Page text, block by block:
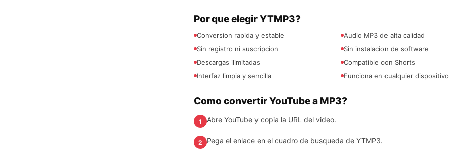
Por que elegir YTMP3?
Conversion rapida y estable
Audio MP3 de alta calidad
Sin registro ni suscripcion
Sin instalacion de software
Descargas ilimitadas
Compatible con Shorts
Interfaz limpia y sencilla
Funciona en cualquier dispositivo
Como convertir YouTube a MP3?
1 Abre YouTube y copia la URL del video.
2 Pega el enlace en el cuadro de busqueda de YTMP3.